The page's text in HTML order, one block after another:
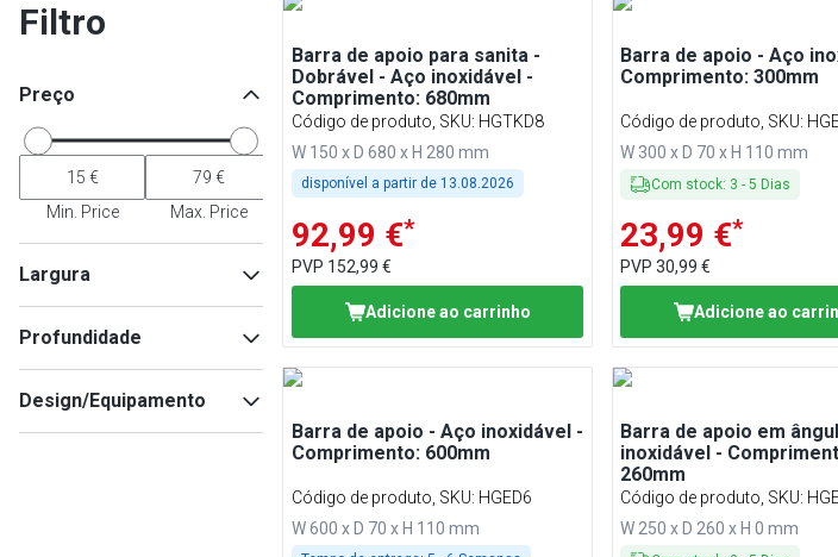
Filtro
Preço
Min. Price Max. Price
Largura
Min
Profundidade
Design/Equipamento
Barra de apoio para sanita -
Dobrável - Aço inoxidável -
Comprimento: 680mm
Código de produto, SKU: HGTKD8
W 150 x D 680 x H 280 mm
disponível a partir de 13.08.2026
92,99 €*
PVP 152,99 €
Adicione ao carrinho
Barra de apoio - Aço
Comprimento: 300mm
Código de produto, SKU:
W 300 x D 70 x H 110 mm
Com stock: 3 -5 Dias
23,99 €*
PVP30,99 €
Adicione ao
Barra de apoio - Aço inoxidável -
Comprimento: 600mm
Código de produto, SKU: HGED6
W 600 x D 70 x H 110 mm
Barra de apoio em
inoxidável -
260mm
Código de produto, SKU:
W 250 x D 260 x H 0 mm